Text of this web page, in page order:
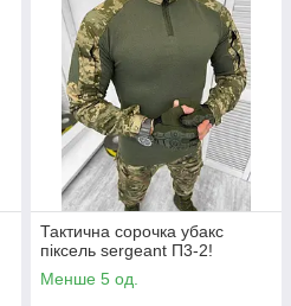
Тактична сорочка убакс
піксель sergeant П3-2!
Менше 5 од.